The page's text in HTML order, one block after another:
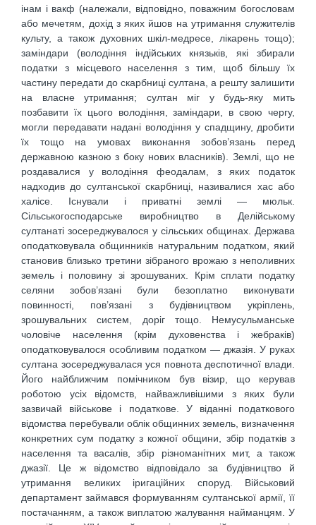
інам і вакф (належали, відповідно, поважним богословам
або мечетям, дохід з яких йшов на утримання служителів
культу, а також духовних шкіл-медресе, лікарень тощо);
заміндари (володіння індійських князьків, які збирали
податки з місцевого населення з тим, щоб більшу їх
частину передати до скарбниці султана, а решту залишити
на власне утримання; султан міг у будь-яку мить
позбавити їх цього володіння, заміндари, в свою чергу,
могли передавати надані володіння у спадщину, дробити
їх тощо на умовах виконання зобов’язань перед
державною казною з боку нових власників). Землі, що не
роздавалися у володіння феодалам, з яких податок
надходив до султанської скарбниці, називалися хас або
халісе. Існували і приватні землі — мюльк.
Сільськогосподарське виробництво в Делійському
султанаті зосереджувалося у сільських общинах. Держава
оподатковувала общинників натуральним податком, який
становив близько третини зібраного врожаю з неполивних
земель і половину зі зрошуваних. Крім сплати податку
селяни зобов’язані були безоплатно виконувати
повинності, пов’язані з будівництвом укріплень,
зрошувальних систем, доріг тощо. Немусульманське
чоловіче населення (крім духовенства і жебраків)
оподатковувалося особливим податком — джазія. У руках
султана зосереджувалася уся повнота деспотичної влади.
Його найближчим помічником був візир, що керував
роботою усіх відомств, найважливішими з яких були
зазвичай військове і податкове. У віданні податкового
відомства перебували облік общинних земель, визначення
конкретних сум податку з кожної общини, збір податків з
населення та васалів, збір різноманітних мит, а також
джазії. Це ж відомство відповідало за будівництво й
утримання великих іригаційних споруд. Військовий
департамент займався формуванням султанської армії, її
постачанням, а також виплатою жалування найманцям. У